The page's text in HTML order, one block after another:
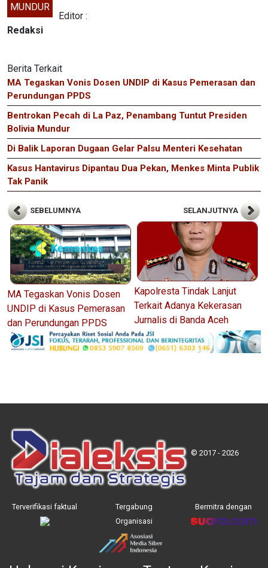
MUNDUR
Editor :
Redaksi
Berita Terkait
MA Tegaskan Vonis Dosen UNDIP di Kasus Pemerasan dan
Perundungan PPDS
Bentrokan Pecah di La Paz, Penambang Tuntut Presiden
Bolivia Mundur
Di Balik Laporan Dugaan Gelar Palsu Menteri Kesehatan
Kasus Hantavirus Dipantau Dua Pekan, Menkes Minta Publik
Tak Panik
SEBELUMNYA
MA Tegaskan Vonis Dosen
UNDIP di Kasus Pemerasan
dan Perundungan PPDS
SELANJUTNYA
Kapolresta Tindak Lanjut
Terkait Adanya Kekerasan
Jurnalis di Banda Aceh
© 2017 - 2026
Terverifikasi faktual
Tergabung
Organisasi
Bermitra dengan